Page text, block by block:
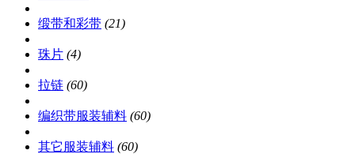
缎带和彩带 (21)
珠片 (4)
拉链 (60)
编织带服装辅料 (60)
其它服装辅料 (60)